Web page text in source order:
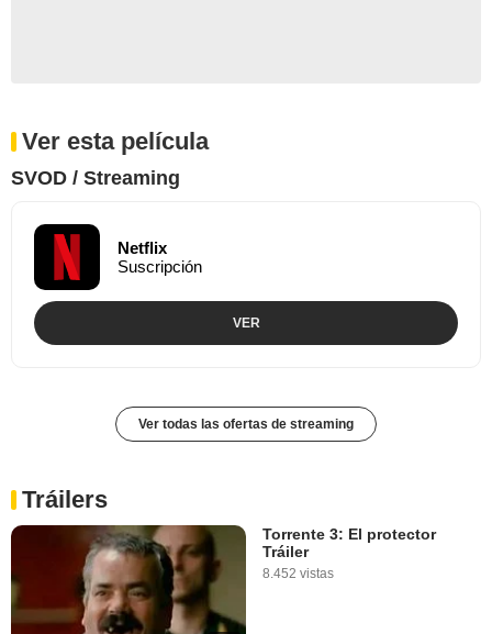
Ver esta película
SVOD / Streaming
Netflix
Suscripción
VER
Ver todas las ofertas de streaming
Tráilers
Torrente 3: El protector
Tráiler
8.452 vistas